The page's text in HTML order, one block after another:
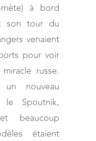
à bord
son tour du
venaient
pour voir
russe.
nouveau
Spoutnik,
beaucoup
étaient